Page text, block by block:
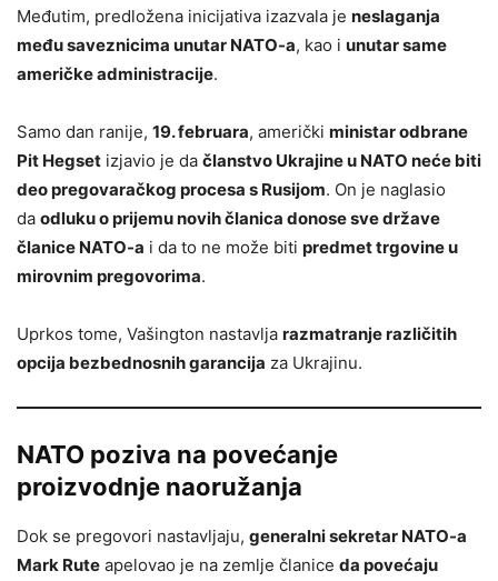
Međutim, predložena inicijativa izazvala je neslaganja
među saveznicima unutar NATO-a, kao i unutar same
američke administracije.
Samo dan ranije, 19. februara, američki ministar odbrane
Pit Hegset izjavio je da članstvo Ukrajine u NATO neće biti
deo pregovaračkog procesa s Rusijom. On je naglasio
da odluku o prijemu novih članica donose sve države
članice NATO-a i da to ne može biti predmet trgovine u
mirovnim pregovorima.
Uprkos tome, Vašington nastavlja razmatranje različitih
opcija bezbednosnih garancija za Ukrajinu.
NATO poziva na povećanje
proizvodnje naoružanja
Dok se pregovori nastavljaju, generalni sekretar NATO-a
Mark Rute apelovao je na zemlje članice da povećaju